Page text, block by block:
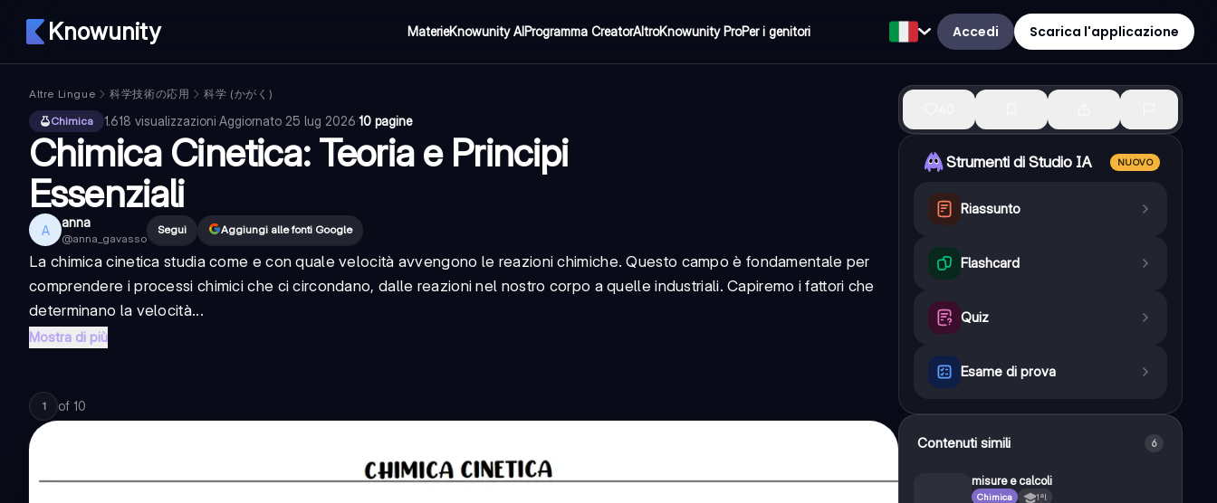
Knowunity MaterieKnowunity AIProgramma CreatorAltroKnowunity ProPer i genitori Accedi Scarica l'applicazione
Altre Lingue 科学技術の応用
科学 (かがく)
Chimica
1.618 visualizzazioni·Aggiornato 25 lug 2026·10 pagine
Chimica Cinetica: Teoria e Principi
Essenziali
A anna
@anna_gavasso
Segui Aggiungi alle fonti Google
La chimica cinetica studia come e con quale velocità avvengono le reazioni chimiche. Questo campo è fondamentale per
comprendere i processi chimici che ci circondano, dalle reazioni nel nostro corpo a quelle industriali. Capiremo i fattori che
determinano la velocità...
Mostra di più
1 of 10
Strumenti di Studio IA NUOVO
Riassunto
Flashcard
Quiz
Esame di prova
Contenuti simili 6
misure e calcoli
Chimica 1ªl